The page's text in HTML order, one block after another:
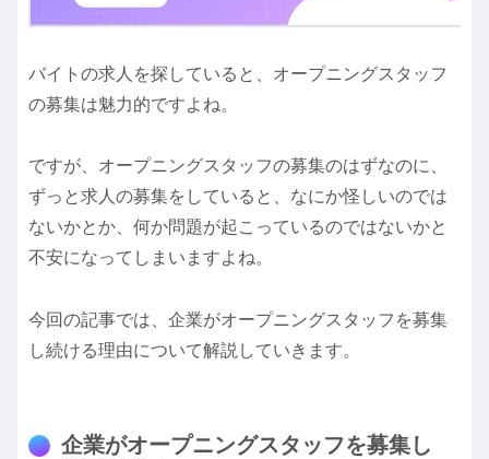
バイトの求人を探していると、オープニングスタッフ
の募集は魅力的ですよね。
ですが、オープニングスタッフの募集のはずなのに、
ずっと求人の募集をしていると、なにか怪しいのでは
ないかとか、何か問題が起こっているのではないかと
不安になってしまいますよね。
今回の記事では、企業がオープニングスタッフを募集
し続ける理由について解説していきます。
企業がオープニングスタッフを募集し